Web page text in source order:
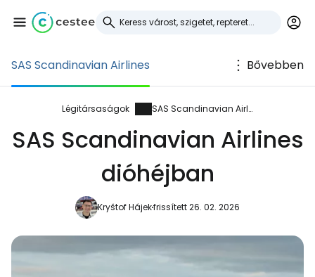
SAS Scandinavian Airlines Bővebben
Légitársaságok SAS Scandinavian Airlines
SAS Scandinavian Airlines
dióhéjban
Kryštof Hájekfrissített 26. 02. 2026
Bejelentkezés a
Cestee-be
... az utazási közösség világszerte
Folytatás a Google-lal
Folytatás a Facebookkal